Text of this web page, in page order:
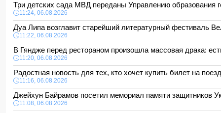
Три детских сада МВД переданы Управлению образования
11:24, 06.08.2026
Дуа Липа возглавит старейший литературный фестиваль
11:22, 06.08.2026
В Гяндже перед рестораном произошла массовая драка:
11:20, 06.08.2026
Радостная новость для тех, кто хочет купить билет на
11:16, 06.08.2026
Джейхун Байрамов посетил мемориал памяти защитников
11:08, 06.08.2026